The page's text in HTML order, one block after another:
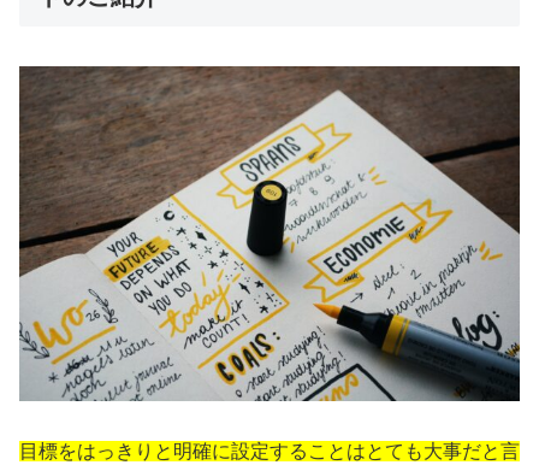
目標をはっきりと明確に設定することはとても大事だと言